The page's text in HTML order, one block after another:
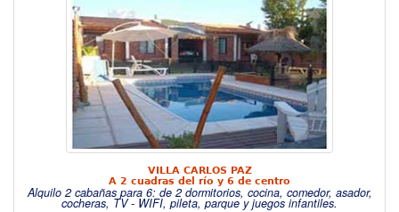
VILLA CARLOS PAZ
A 2 cuadras del río y 6 de centro
Alquilo 2 cabañas para 6: de 2 dormitorios, cocina, comedor, asador,
cocheras, TV - WIFI, pileta, parque y juegos infantiles.